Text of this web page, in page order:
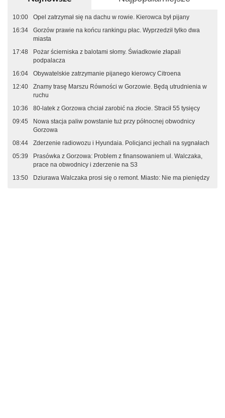
10:00
Opel zatrzymał się na dachu w rowie. Kierowca był pijany
16:34
Gorzów prawie na końcu rankingu płac. Wyprzedził tylko dwa
miasta
17:48
Pożar ścierniska z balotami słomy. Świadkowie złapali
podpalacza
16:04
Obywatelskie zatrzymanie pijanego kierowcy Citroena
12:40
Znamy trasę Marszu Równości w Gorzowie. Będą utrudnienia w
ruchu
10:36
80-latek z Gorzowa chciał zarobić na złocie. Stracił 55 tysięcy
09:45
Nowa stacja paliw powstanie tuż przy północnej obwodnicy
Gorzowa
08:44
Zderzenie radiowozu i Hyundaia. Policjanci jechali na sygnałach
05:39
Prasówka z Gorzowa: Problem z finansowaniem ul. Walczaka,
prace na obwodnicy i zderzenie na S3
13:50
Dziurawa Walczaka prosi się o remont. Miasto: Nie ma pieniędzy